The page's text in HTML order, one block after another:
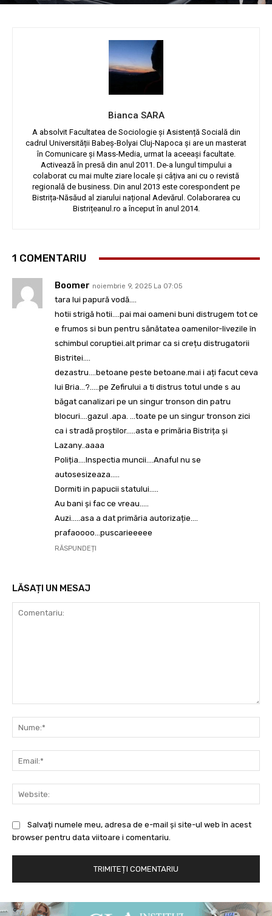
Bianca SARA
A absolvit Facultatea de Sociologie și Asistență Socială din
cadrul Universității Babeș-Bolyai Cluj-Napoca și are un masterat
în Comunicare și Mass-Media, urmat la aceeași facultate.
Activează în presă din anul 2011. De-a lungul timpului a
colaborat cu mai multe ziare locale și câțiva ani cu o revistă
regională de business. Din anul 2013 este corespondent pe
Bistrița-Năsăud al ziarului național Adevărul. Colaborarea cu
Bistrițeanul.ro a început în anul 2014.
1 COMENTARIU
Boomer noiembrie 9, 2025 La 07:05
tara lui papură vodă….
hotii strigă hotii….pai mai oameni buni distrugem tot ce
e frumos si bun pentru sănătatea oamenilor-livezile în
schimbul coruptiei.alt primar ca si crețu distrugatorii
Bistritei….
dezastru….betoane peste betoane.mai i ați facut ceva
lui Bria…?…..pe Zefirului a ti distrus totul unde s au
băgat canalizari pe un singur tronson din patru
blocuri….gazul .apa. …toate pe un singur tronson zici
ca i stradă proștilor…..asta e primăria Bistrița și
Lazany..aaaa
Poliția….Inspectia muncii….Anaful nu se
autosesizeaza…..
Dormiti in papucii statului…..
Au bani și fac ce vreau…..
Auzi…..asa a dat primăria autorizație….
prafaoooo…puscarieeeee
RĂSPUNDEȚI
LĂSAȚI UN MESAJ
Salvați numele meu, adresa de e-mail și site-ul web în acest
browser pentru data viitoare i comentariu.